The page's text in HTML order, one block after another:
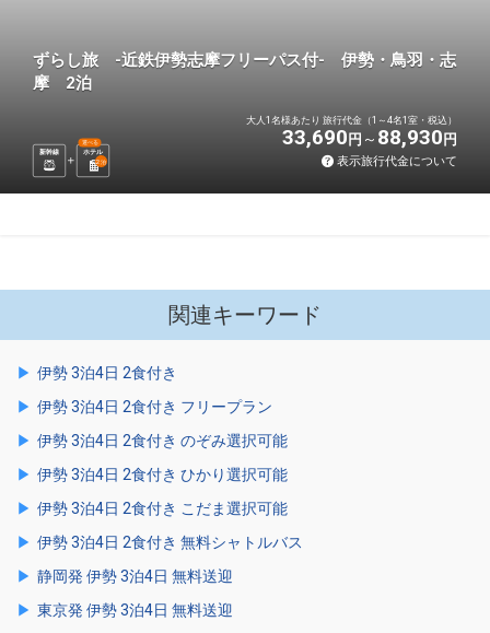
ずらし旅 -近鉄伊勢志摩フリーパス付- 伊勢・鳥羽・志
摩 2泊
新幹線 ホテル
選べる
2泊
大人1名様あたり 旅行代金（1～4名1室・税込）
33,690 円 88,930 円
表示旅行代金について
関連キーワード
伊勢 3泊4日 2食付き
伊勢 3泊4日 2食付き フリープラン
伊勢 3泊4日 2食付き のぞみ選択可能
伊勢 3泊4日 2食付き ひかり選択可能
伊勢 3泊4日 2食付き こだま選択可能
伊勢 3泊4日 2食付き 無料シャトルバス
静岡発 伊勢 3泊4日 無料送迎
東京発 伊勢 3泊4日 無料送迎